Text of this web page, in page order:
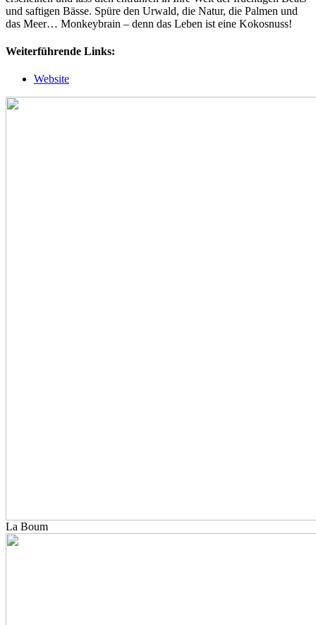
und saftigen Bässe. Spüre den Urwald, die Natur, die Palmen und
das Meer… Monkeybrain – denn das Leben ist eine Kokosnuss!
Weiterführende Links:
Website
La Boum